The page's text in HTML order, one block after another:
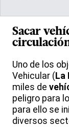
Sacar
Uno de los
Vehicular ( La
miles de
peligro para
para ello se
diversos